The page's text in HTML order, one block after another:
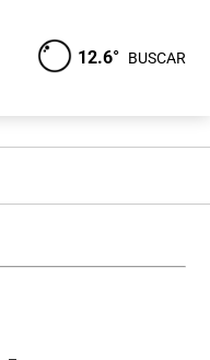
12.6° BUSCAR